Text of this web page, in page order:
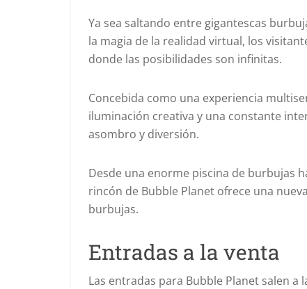
Ya sea saltando entre gigantescas
la magia de la realidad virtual, los
donde las posibilidades son infinitas.
Concebida como una experiencia
iluminación creativa y una constante
asombro y diversión.
Desde una enorme piscina de burbujas
rincón de Bubble Planet ofrece una
burbujas.
Entradas a la venta
Las entradas para Bubble Planet salen a